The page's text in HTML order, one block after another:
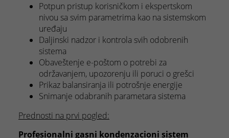
Potpun pristup korisničkom i ekspertskom
nivou sa svim parametrima kao na sistemskom
uređaju
Daljinski nadzor i kontrola svih odobrenih
sistema
Obaveštenje e-poštom o potrebi za
održavanjem, upozorenju ili poruci o grešci
Prikaz balansiranja ili potrošnje energije
Snimanje odabranih parametara sistema
Prednosti na prvi pogled:
Profesionalni gasni kondenzacioni sistem